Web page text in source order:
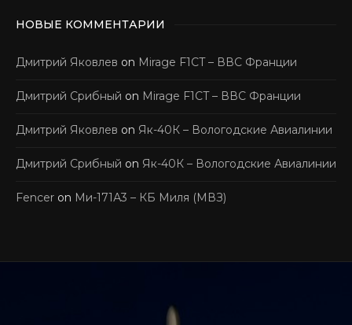
НОВЫЕ КОММЕНТАРИИ
Дмитрий Яковлев on Mirage F1CT – ВВС Франции
Дмитрий Срибный on Mirage F1CT – ВВС Франции
Дмитрий Яковлев on Як-40К – Вологодские Авиалинии
Дмитрий Срибный on Як-40К – Вологодские Авиалинии
Fencer on Ми-171А3 – КБ Миля (МВЗ)